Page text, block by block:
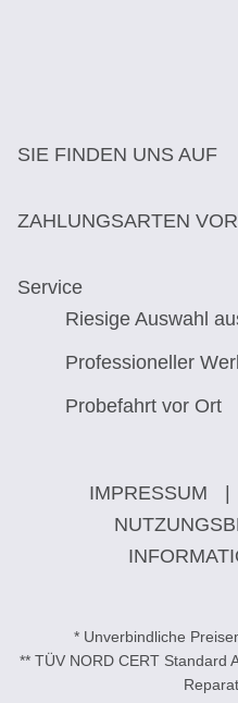
SIE FINDEN UNS AUF
ZAHLUNGSARTEN
Service
Riesige Auswahl
Professioneller
Probefahrt vor Ort
IMPRESSUM
* Unverbindliche
** TÜV NORD CERT Standard